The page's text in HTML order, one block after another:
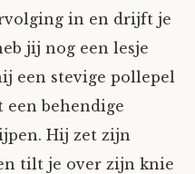
in en drijft je
jij nog een lesje
een stevige pollepel
een behendige
Hij zet zijn
tilt je over zijn knie